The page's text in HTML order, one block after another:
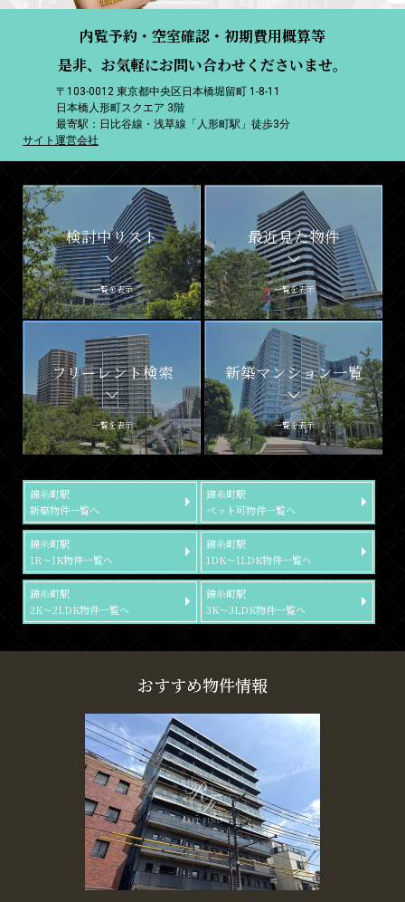
内覧予約・空室確認・初期費用概算等
是非、お気軽にお問い合わせくださいませ。
〒103-0012 東京都中央区日本橋堀留町 1-8-11
日本橋人形町スクエア 3階
最寄駅：日比谷線・浅草線「人形町駅」徒歩3分
サイト運営会社
検討中リスト
一覧を表示
最近見た物件
一覧を表示
フリーレント検索
一覧を表示
新築マンション一覧
一覧を表示
錦糸町駅
新築物件一覧へ
錦糸町駅
ペット可物件一覧へ
錦糸町駅
1R～1K物件一覧へ
錦糸町駅
1DK～1LDK物件一覧へ
錦糸町駅
2K～2LDK物件一覧へ
錦糸町駅
3K～3LDK物件一覧へ
おすすめ物件情報